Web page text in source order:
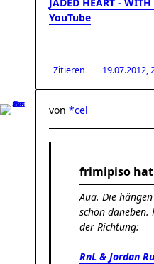
YouTube
Zitieren 19.07.2012,
von *cel
frimipiso hat
Aua. Die
schön
der Richtung:
RnL & Jordan